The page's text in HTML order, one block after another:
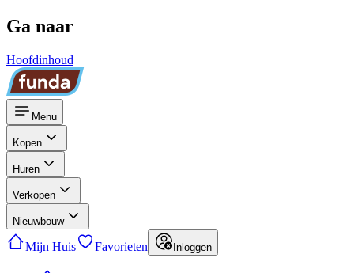
Ga naar
Hoofdinhoud
Menu
Kopen
Huren
Verkopen
Nieuwbouw
Mijn Huis Favorieten Inloggen